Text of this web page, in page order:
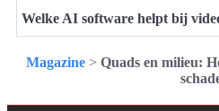
Welke AI software helpt bij
Magazine> Quads en milieu: